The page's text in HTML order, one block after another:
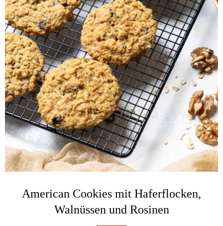
American Cookies mit Haferflocken,
Walnüssen und Rosinen